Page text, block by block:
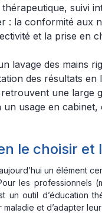
suivi
: la conformité aux
et la prise en
lavage des mains
des résultats
une large
un usage en
le choisir et
aujourd’hui un élément
les professionnels
un outil d’éducation
et d’adapter